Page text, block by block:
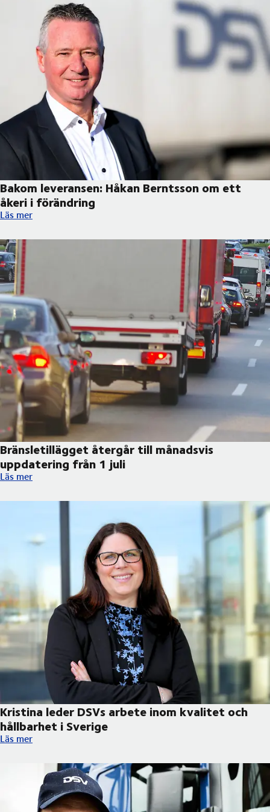
Bakom leveransen: Håkan Berntsson om ett
åkeri i förändring
Bakom leveransen: Håkan Berntsson om ett åkeri i förändring
Läs mer
Bränsletillägget återgår till månadsvis
uppdatering från 1 juli
Bränsletillägget återgår till månadsvis uppdatering från 1 juli
Läs mer
Kristina leder DSVs arbete inom kvalitet och
hållbarhet i Sverige
Kristina leder DSVs arbete inom kvalitet och hållbarhet i
Läs mer